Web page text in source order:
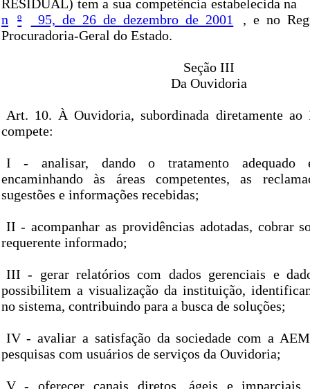
RESIDUAL) tem a sua competência estabelecida na
n
º 95, de 26 de dezembro de 2001
, e no
Procuradoria-Geral do Estado.
Seção III
Da Ouvidoria
Art. 10. À Ouvidoria, subordinada diretamente ao
compete:
I - analisar, dando o tratamento adequado
encaminhando às áreas competentes, as
sugestões e informações recebidas;
II - acompanhar as providências adotadas, cobrar
requerente informado;
III - gerar relatórios com dados gerenciais e
possibilitem a visualização da instituição,
no sistema, contribuindo para a busca de soluções;
IV - avaliar a satisfação da sociedade com a
pesquisas com usuários de serviços da Ouvidoria;
V - oferecer canais diretos, ágeis e imparciais